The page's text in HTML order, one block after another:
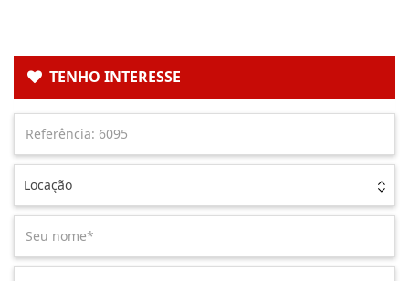
TENHO INTERESSE
Locação